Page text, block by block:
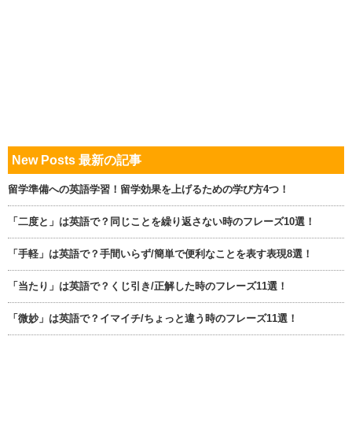
New Posts 最新の記事
留学準備への英語学習！留学効果を上げるための学び方4つ！
「二度と」は英語で？同じことを繰り返さない時のフレーズ10選！
「手軽」は英語で？手間いらず/簡単で便利なことを表す表現8選！
「当たり」は英語で？くじ引き/正解した時のフレーズ11選！
「微妙」は英語で？イマイチ/ちょっと違う時のフレーズ11選！